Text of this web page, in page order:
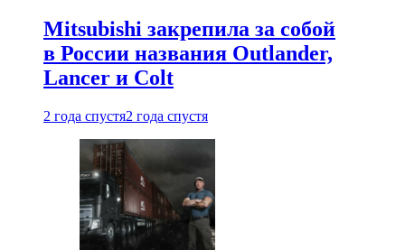
Mitsubishi закрепила за собой
в России названия Outlander,
Lancer и Colt
2 года спустя2 года спустя